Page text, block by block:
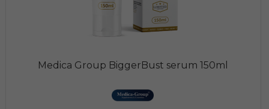
Medica Group BiggerBust serum 150ml